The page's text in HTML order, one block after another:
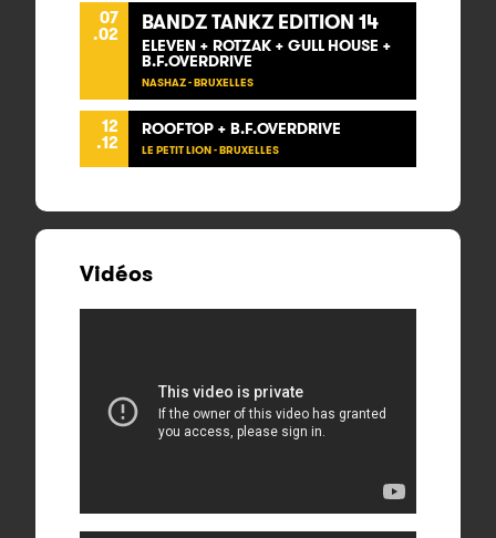
07
.02 BANDZ TANKZ EDITION 14
ELEVEN + ROTZAK + GULL HOUSE +
B.F.OVERDRIVE
NASHAZ - BRUXELLES
12
.12
ROOFTOP + B.F.OVERDRIVE
LE PETIT LION - BRUXELLES
Vidéos